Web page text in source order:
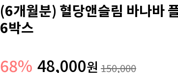
(6개월분) 혈당앤슬림 바나바
6박스
68% 48,000원 150,000